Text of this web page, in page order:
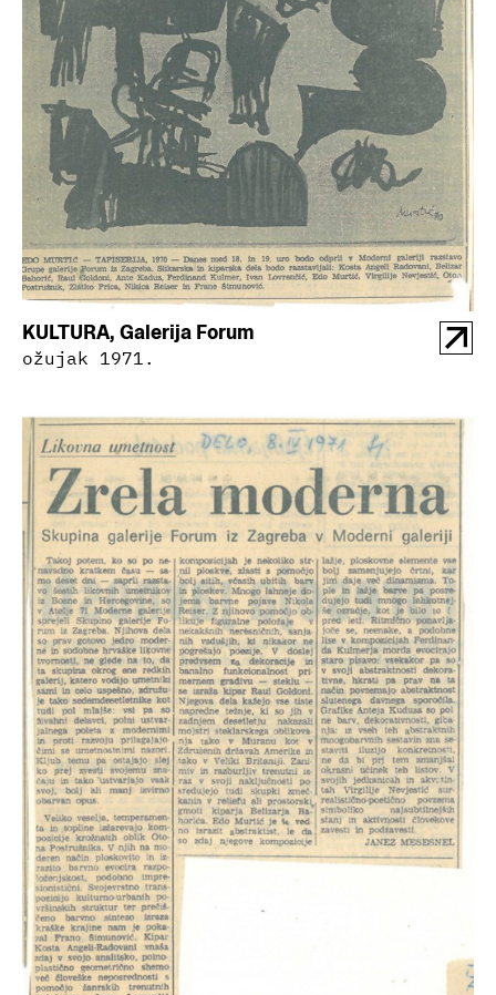
KULTURA, Galerija Forum
ožujak 1971.